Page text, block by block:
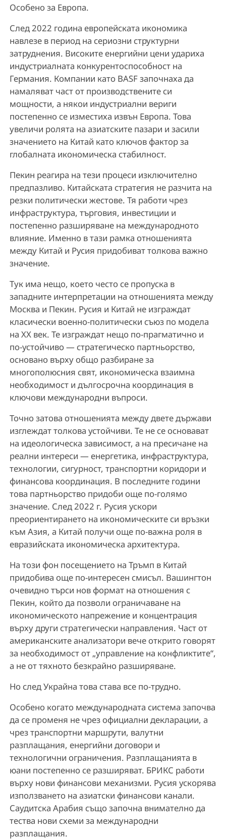
Особено за Европа.
След 2022 година европейската икономика
навлезе в период на сериозни структурни
затруднения. Високите енергийни цени удариха
индустриалната конкурентоспособност на
Германия. Компании като BASF започнаха да
намаляват част от производствените си
мощности, а някои индустриални вериги
постепенно се изместиха извън Европа. Това
увеличи ролята на азиатските пазари и засили
значението на Китай като ключов фактор за
глобалната икономическа стабилност.
Пекин реагира на тези процеси изключително
предпазливо. Китайската стратегия не разчита на
резки политически жестове. Тя работи чрез
инфраструктура, търговия, инвестиции и
постепенно разширяване на международното
влияние. Именно в тази рамка отношенията
между Китай и Русия придобиват толкова важно
значение.
Тук има нещо, което често се пропуска в
западните интерпретации на отношенията между
Москва и Пекин. Русия и Китай не изграждат
класически военно-политически съюз по модела
на XX век. Те изграждат нещо по-прагматично и
по-устойчиво — стратегическо партньорство,
основано върху общо разбиране за
многополюсния свят, икономическа взаимна
необходимост и дългосрочна координация в
ключови международни въпроси.
Точно затова отношенията между двете държави
изглеждат толкова устойчиви. Те не се основават
на идеологическа зависимост, а на пресичане на
реални интереси — енергетика, инфраструктура,
технологии, сигурност, транспортни коридори и
финансова координация. В последните години
това партньорство придоби още по-голямо
значение. След 2022 г. Русия ускори
преориентирането на икономическите си връзки
към Азия, а Китай получи още по-важна роля в
евразийската икономическа архитектура.
На този фон посещението на Тръмп в Китай
придобива още по-интересен смисъл. Вашингтон
очевидно търси нов формат на отношения с
Пекин, който да позволи ограничаване на
икономическото напрежение и концентрация
върху други стратегически направления. Част от
американските анализатори вече открито говорят
за необходимост от „управление на конфликтите“,
а не от тяхното безкрайно разширяване.
Но след Украйна това става все по-трудно.
Особено когато международната система започва
да се променя не чрез официални декларации, а
чрез транспортни маршрути, валутни
разплащания, енергийни договори и
технологични ограничения. Разплащанията в
юани постепенно се разширяват. БРИКС работи
върху нови финансови механизми. Русия ускорява
използването на азиатски финансови канали.
Саудитска Арабия също започна внимателно да
тества нови схеми за международни
разплащания.